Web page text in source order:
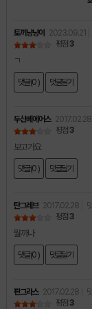
토끼냥냥이 2023.09.21
평점 3
ㄱ
댓글(0 ) 댓글달기
두산베에어스 2017.02.28
평점 3
보고가요
댓글(0 ) 댓글달기
탄그레브 2017.02.28
평점 3
뭘까나
댓글(0 ) 댓글달기
판그라스 2017.02.28
평점 3